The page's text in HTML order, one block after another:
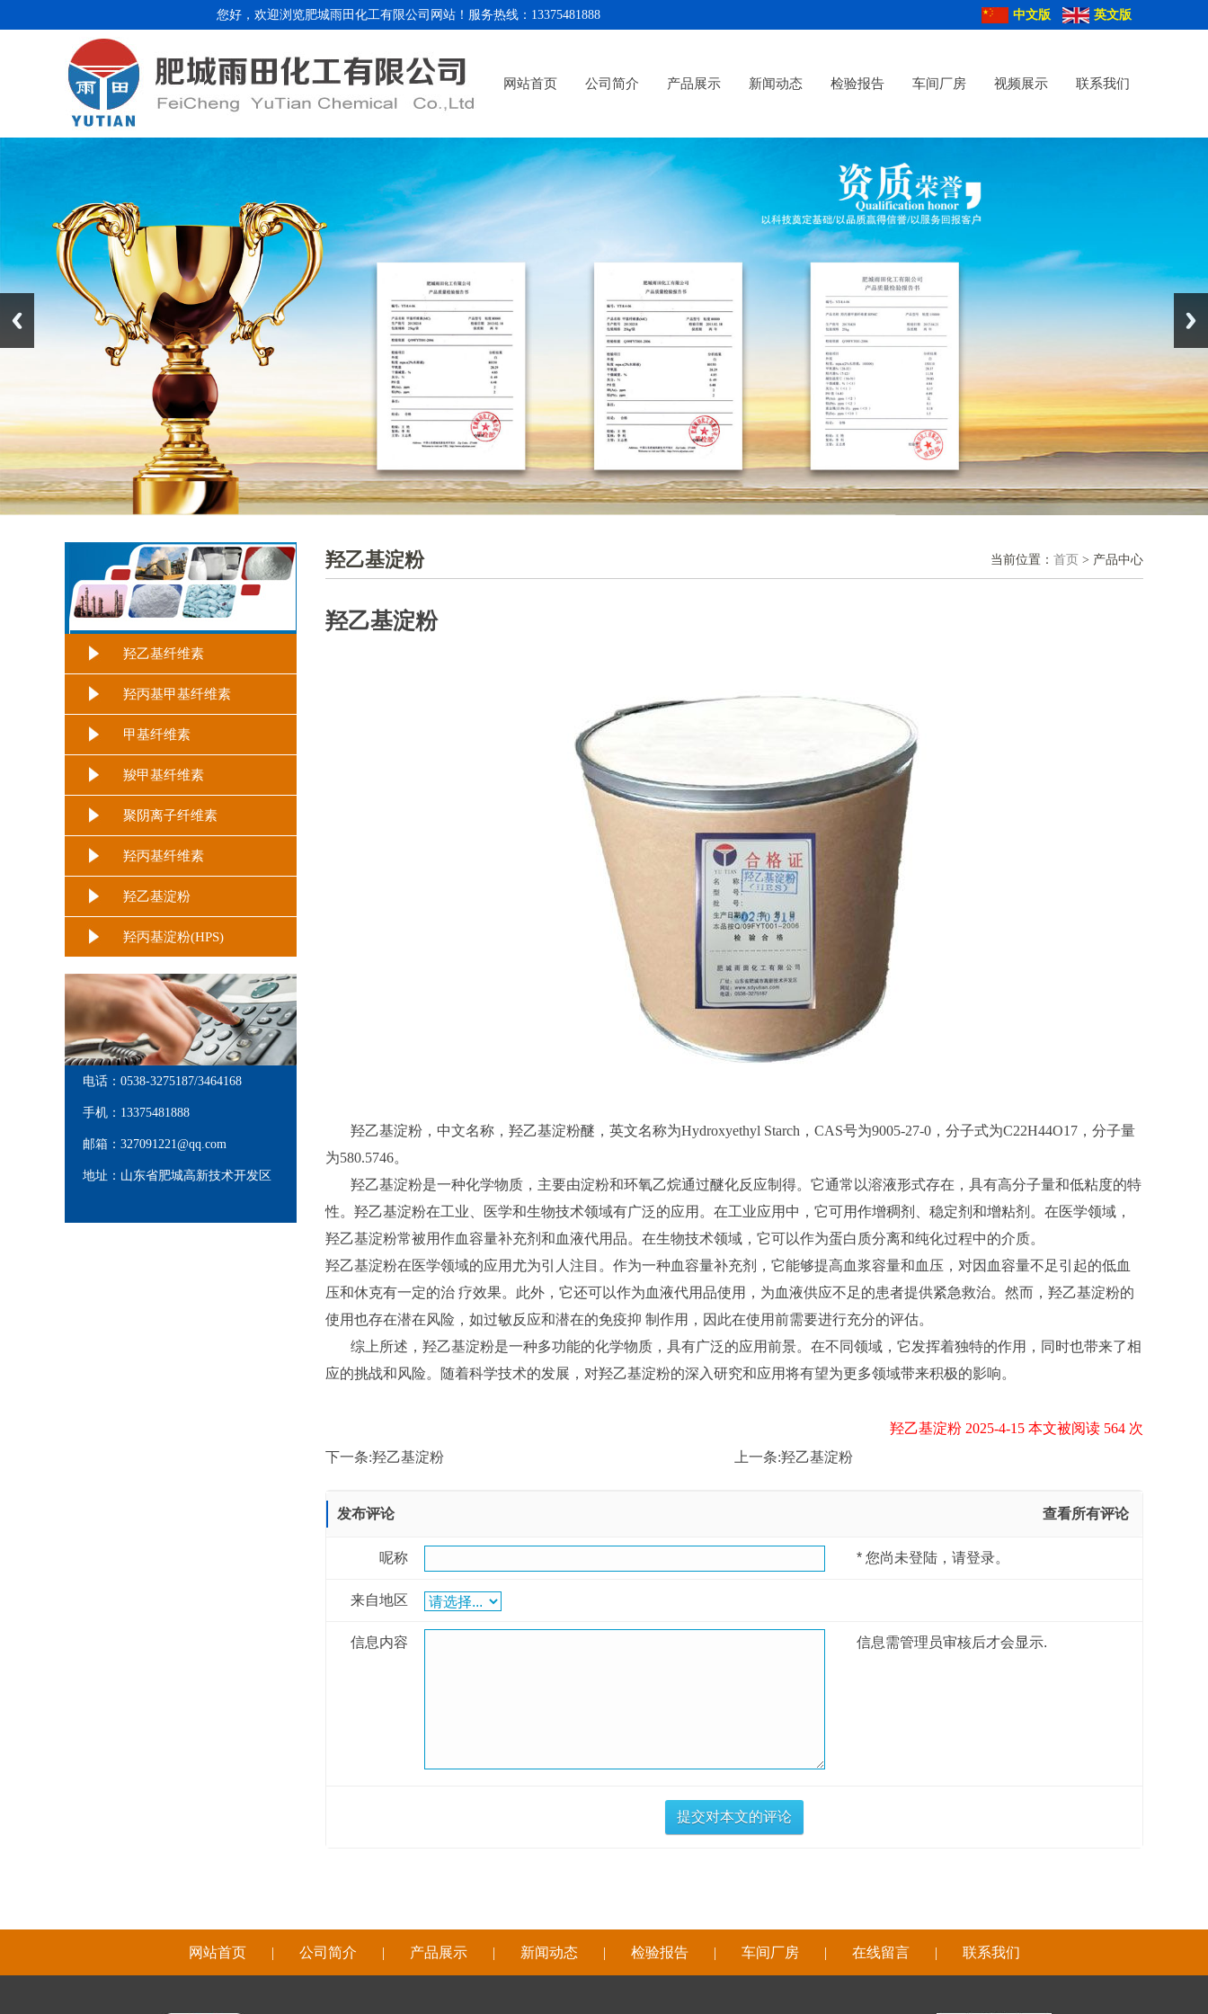
您好，欢迎浏览肥城雨田化工有限公司网站！服务热线：13375481888 中文版 英文版
网站首页 公司简介 产品展示 新闻动态 检验报告 车间厂房 视频展示 联系我们
羟乙基纤维素
羟丙基甲基纤维素
甲基纤维素
羧甲基纤维素
聚阴离子纤维素
羟丙基纤维素
羟乙基淀粉
羟丙基淀粉(HPS)
电话：0538-3275187/3464168
手机：13375481888
邮箱：327091221@qq.com
地址：山东省肥城高新技术开发区
羟乙基淀粉 当前位置： 首页 > 产品中心
羟乙基淀粉
羟乙基淀粉，中文名称，羟乙基淀粉醚，英文名称为Hydroxyethyl Starch，CAS号为9005-27-0，分子式为C22H44O17，分子量
为580.5746。
羟乙基淀粉是一种化学物质，主要由淀粉和环氧乙烷通过醚化反应制得。它通常以溶液形式存在，具有高分子量和低粘度的特
性。羟乙基淀粉在工业、医学和生物技术领域有广泛的应用。在工业应用中，它可用作增稠剂、稳定剂和增粘剂。在医学领域，
羟乙基淀粉常被用作血容量补充剂和血液代用品。在生物技术领域，它可以作为蛋白质分离和纯化过程中的介质。
羟乙基淀粉在医学领域的应用尤为引人注目。作为一种血容量补充剂，它能够提高血浆容量和血压，对因血容量不足引起的低血
压和休克有一定的治 疗效果。此外，它还可以作为血液代用品使用，为血液供应不足的患者提供紧急救治。然而，羟乙基淀粉的
使用也存在潜在风险，如过敏反应和潜在的免疫抑 制作用，因此在使用前需要进行充分的评估。
综上所述，羟乙基淀粉是一种多功能的化学物质，具有广泛的应用前景。在不同领域，它发挥着独特的作用，同时也带来了相
应的挑战和风险。随着科学技术的发展，对羟乙基淀粉的深入研究和应用将有望为更多领域带来积极的影响。
羟乙基淀粉 2025-4-15 本文被阅读 564 次
下一条:羟乙基淀粉 上一条:羟乙基淀粉
发布评论 查看所有评论
呢称 * 您尚未登陆，请登录。
来自地区
信息内容 信息需管理员审核后才会显示.
网站首页| 公司简介 | 产品展示| 新闻动态| 检验报告| 车间厂房| 在线留言| 联系我们